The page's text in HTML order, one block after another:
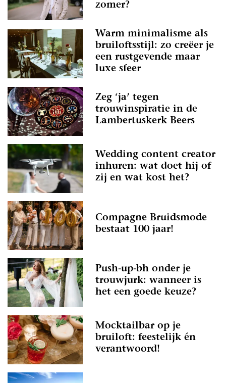
zomer?
Warm minimalisme als
bruiloftsstijl: zo creëer je
een rustgevende maar
luxe sfeer
Zeg ‘ja’ tegen
trouwinspiratie in de
Lambertuskerk Beers
Wedding content creator
inhuren: wat doet hij of
zij en wat kost het?
Compagne Bruidsmode
bestaat 100 jaar!
Push-up-bh onder je
trouwjurk: wanneer is
het een goede keuze?
Mocktailbar op je
bruiloft: feestelijk én
verantwoord!